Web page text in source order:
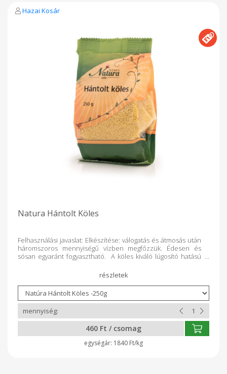
Hazai Kosár
Natura Hántolt Köles
Felhasználási javaslat: Elkészítése: válogatás és átmosás után
háromszoros mennyiségű vízben megfőzzük. Édesen és
sósan egyaránt fogyasztható. A köles kiváló lúgosító hatású
épségéért felelős. Tápanyagtartalom 100g termékben:
Energia: 1577kJ/372kcal Fehérje: 11,6g Szénhidrát: 77,7g Zsír:
1,6g Tárolás: száraz, hűvös helyen
460 Ft / csomag
1840 Ft/kg